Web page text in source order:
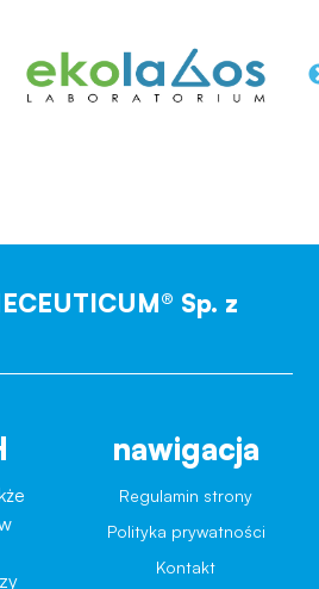
Sp. z
nawigacja
Regulamin strony
Polityka prywatności
Kontakt